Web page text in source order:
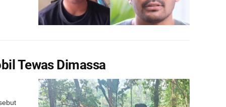
Tewas Dimassa